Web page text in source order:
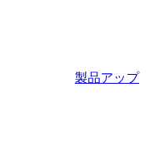
製品アップ